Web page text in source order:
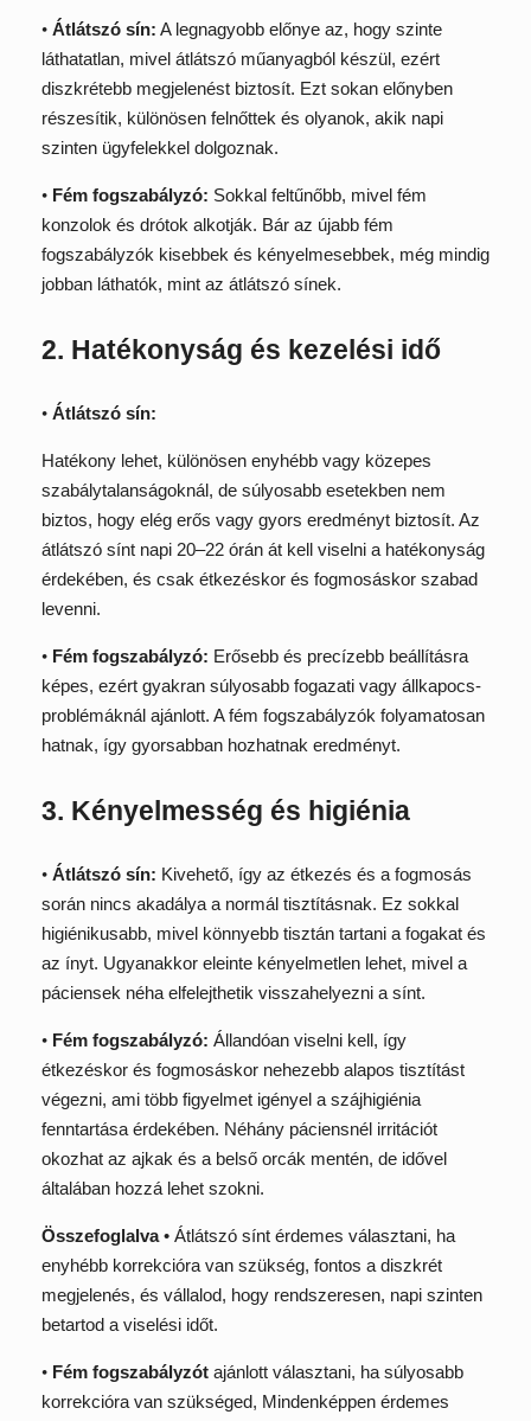
• Átlátszó sín: A legnagyobb előnye az, hogy szinte
láthatatlan, mivel átlátszó műanyagból készül, ezért
diszkrétebb megjelenést biztosít. Ezt sokan előnyben
részesítik, különösen felnőttek és olyanok, akik napi
szinten ügyfelekkel dolgoznak.
• Fém fogszabályzó: Sokkal feltűnőbb, mivel fém
konzolok és drótok alkotják. Bár az újabb fém
fogszabályzók kisebbek és kényelmesebbek, még mindig
jobban láthatók, mint az átlátszó sínek.
2. Hatékonyság és kezelési idő
• Átlátszó sín:
Hatékony lehet, különösen enyhébb vagy közepes
szabálytalanságoknál, de súlyosabb esetekben nem
biztos, hogy elég erős vagy gyors eredményt biztosít. Az
átlátszó sínt napi 20–22 órán át kell viselni a hatékonyság
érdekében, és csak étkezéskor és fogmosáskor szabad
levenni.
• Fém fogszabályzó: Erősebb és precízebb beállításra
képes, ezért gyakran súlyosabb fogazati vagy állkapocs-
problémáknál ajánlott. A fém fogszabályzók folyamatosan
hatnak, így gyorsabban hozhatnak eredményt.
3. Kényelmesség és higiénia
• Átlátszó sín: Kivehető, így az étkezés és a fogmosás
során nincs akadálya a normál tisztításnak. Ez sokkal
higiénikusabb, mivel könnyebb tisztán tartani a fogakat és
az ínyt. Ugyanakkor eleinte kényelmetlen lehet, mivel a
páciensek néha elfelejthetik visszahelyezni a sínt.
• Fém fogszabályzó: Állandóan viselni kell, így
étkezéskor és fogmosáskor nehezebb alapos tisztítást
végezni, ami több figyelmet igényel a szájhigiénia
fenntartása érdekében. Néhány páciensnél irritációt
okozhat az ajkak és a belső orcák mentén, de idővel
általában hozzá lehet szokni.
Összefoglalva• Átlátszó sínt érdemes választani, ha
enyhébb korrekcióra van szükség, fontos a diszkrét
megjelenés, és vállalod, hogy rendszeresen, napi szinten
betartod a viselési időt.
• Fém fogszabályzót ajánlott választani, ha súlyosabb
korrekcióra van szükséged, Mindenképpen érdemes